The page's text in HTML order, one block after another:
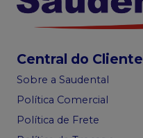
Central do Cliente
Sobre a Saudental
Política Comercial
Política de Frete